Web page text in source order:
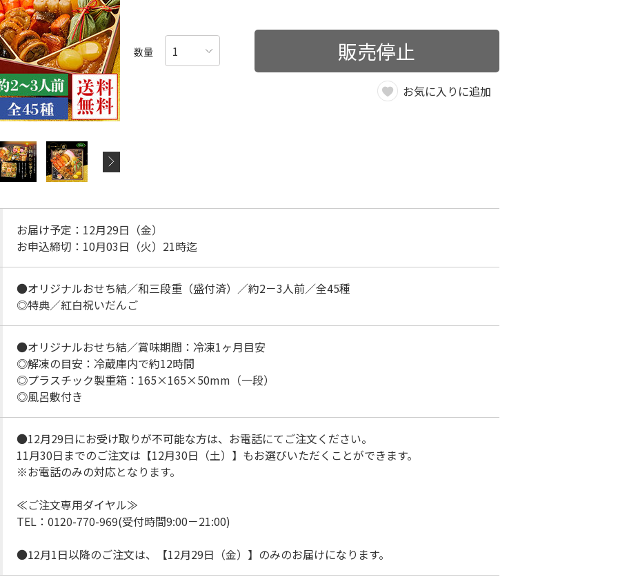
数量 販売停止
お気に入りに追加
お届け予定：12月29日（金）
お申込締切：10月03日（火）21時迄
●オリジナルおせち結／和三段重（盛付済）／約2－3人前／全45種
◎特典／紅白祝いだんご
●オリジナルおせち結／賞味期間：冷凍1ヶ月目安
◎解凍の目安：冷蔵庫内で約12時間
◎プラスチック製重箱：165×165×50mm（一段）
◎風呂敷付き
●12月29日にお受け取りが不可能な方は、お電話にてご注文ください。
11月30日までのご注文は【12月30日（土）】もお選びいただくことができます。
※お電話のみの対応となります。
≪ご注文専用ダイヤル≫
TEL：0120-770-969(受付時間9:00－21:00)
●12月1日以降のご注文は、【12月29日（金）】のみのお届けになります。